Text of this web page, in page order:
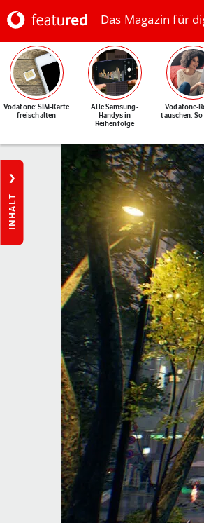
Das Magazin für
Vodafone: SIM-Karte
freischalten
Alle Samsung-
Handys in
Reihenfolge
Vodafone-
tauschen:
INHALT